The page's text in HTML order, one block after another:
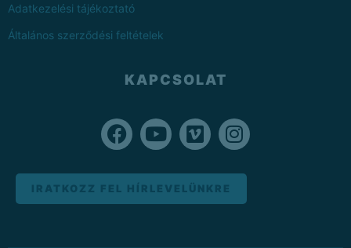
Adatkezelési tájékoztató
Általános szerződési feltételek
KAPCSOLAT
IRATKOZZ FEL HÍRLEVELÜNKRE